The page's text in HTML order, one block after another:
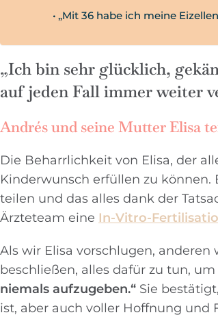
„Mit 36 ​​habe ich meine
„Ich bin sehr glücklich,
auf jeden Fall immer weiter
Andrés und seine Mutter Elisa
Die Beharrlichkeit von Elisa, der
Kinderwunsch erfüllen zu können.
teilen und das alles dank der
Ärzteteam eine In-Vitro-
Als wir Elisa vorschlugen,
beschließen, alles dafür zu tun,
niemals aufzugeben.“ Sie
ist, aber auch voller Hoffnung und